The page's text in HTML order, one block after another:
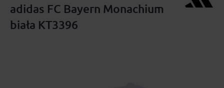
adidas FC Bayern Monachium
biała KT3396